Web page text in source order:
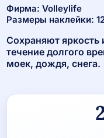
Фирма: Volleylife
Размеры наклейки:
Сохраняют яркость
течение долгого
моек, дождя, снега.